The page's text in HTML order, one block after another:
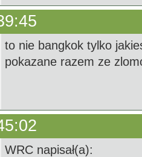
to nie bangkok tylko
pokazane razem ze
WRC napisał(a):